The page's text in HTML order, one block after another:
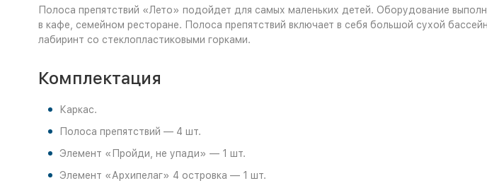
Полоса препятствий «Лето» подойдет для самых маленьких детей. Оборудование
в кафе, семейном ресторане. Полоса препятствий включает в себя большой сухой
лабиринт со стеклопластиковыми горками.
Комплектация
Каркас.
Полоса препятствий — 4 шт.
Элемент «Пройди, не упади» — 1 шт.
Элемент «Архипелаг» 4 островка — 1 шт.